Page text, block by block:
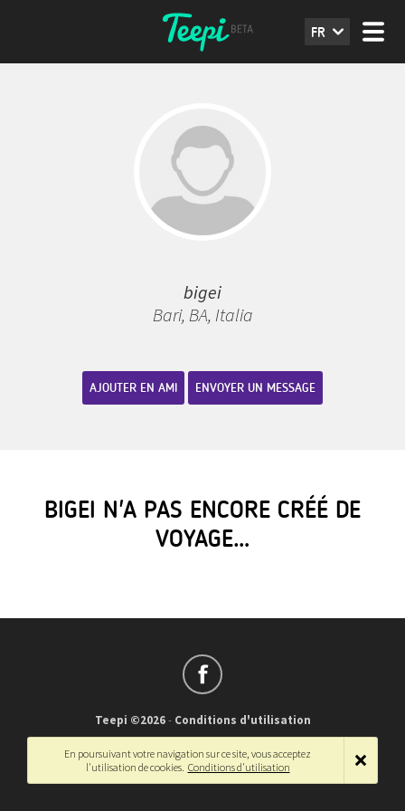
FR
bigei
Bari, BA, Italia
AJOUTER EN AMI ENVOYER UN MESSAGE
BIGEI N'A PAS ENCORE CRÉÉ DE
VOYAGE…
Teepi ©2026- Conditions d'utilisation
Français
English
En poursuivant votre navigation sur ce site, vous acceptez
l'utilisation de cookies. Conditions d'utilisation